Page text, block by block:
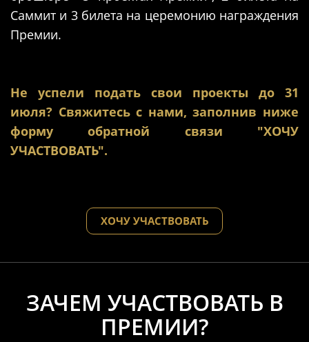
Саммит и 3 билета на церемонию награждения
Премии.
Не успели подать свои проекты до 31
июля? Свяжитесь с нами, заполнив ниже
форму обратной связи "ХОЧУ
УЧАСТВОВАТЬ".
ХОЧУ УЧАСТВОВАТЬ
ЗАЧЕМ УЧАСТВОВАТЬ В
ПРЕМИИ?